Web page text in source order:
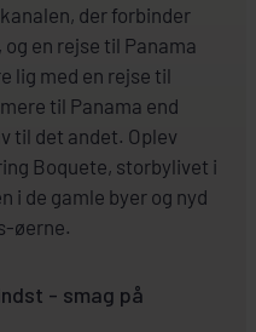
der forbinder
en rejse til Panama
lig med en rejse til
til Panama end
til det andet. Oplev
Boquete, storbylivet i
i de gamle byer og nyd
øerne.
- smag på